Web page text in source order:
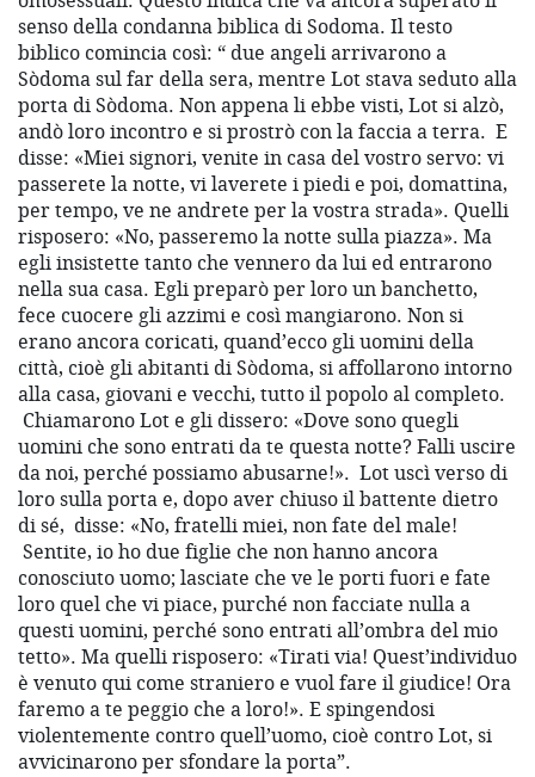
senso della condanna biblica di Sodoma. Il testo
biblico comincia così: “ due angeli arrivarono a
Sòdoma sul far della sera, mentre Lot stava seduto alla
porta di Sòdoma. Non appena li ebbe visti, Lot si alzò,
andò loro incontro e si prostrò con la faccia a terra. E
disse: «Miei signori, venite in casa del vostro servo: vi
passerete la notte, vi laverete i piedi e poi, domattina,
per tempo, ve ne andrete per la vostra strada». Quelli
risposero: «No, passeremo la notte sulla piazza». Ma
egli insistette tanto che vennero da lui ed entrarono
nella sua casa. Egli preparò per loro un banchetto,
fece cuocere gli azzimi e così mangiarono. Non si
erano ancora coricati, quand’ecco gli uomini della
città, cioè gli abitanti di Sòdoma, si affollarono intorno
alla casa, giovani e vecchi, tutto il popolo al completo.
Chiamarono Lot e gli dissero: «Dove sono quegli
uomini che sono entrati da te questa notte? Falli uscire
da noi, perché possiamo abusarne!». Lot uscì verso di
loro sulla porta e, dopo aver chiuso il battente dietro
di sé, disse: «No, fratelli miei, non fate del male!
Sentite, io ho due figlie che non hanno ancora
conosciuto uomo; lasciate che ve le porti fuori e fate
loro quel che vi piace, purché non facciate nulla a
questi uomini, perché sono entrati all’ombra del mio
tetto». Ma quelli risposero: «Tirati via! Quest’individuo
è venuto qui come straniero e vuol fare il giudice! Ora
faremo a te peggio che a loro!». E spingendosi
violentemente contro quell’uomo, cioè contro Lot, si
avvicinarono per sfondare la porta”.